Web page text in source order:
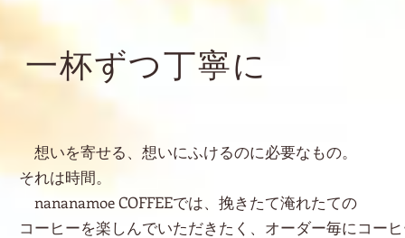
一杯ずつ丁寧に
想いを寄せる、想いにふけるのに必要なもの。
それは時間。
nananamoe COFFEEでは、挽きたて淹れたての
コーヒーを楽しんでいただきたく、オーダー毎にコー